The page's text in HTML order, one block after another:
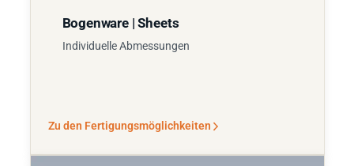
Bogenware | Sheets
Individuelle Abmessungen
Zu den Fertigungsmöglichkeiten